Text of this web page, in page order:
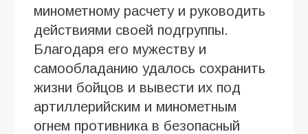
минометному расчету и руководить
действиями своей подгруппы.
Благодаря его мужеству и
самообладанию удалось сохранить
жизни бойцов и вывести их под
артиллерийским и минометным
огнем противника в безопасный